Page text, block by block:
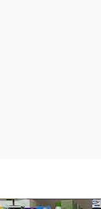
Relief